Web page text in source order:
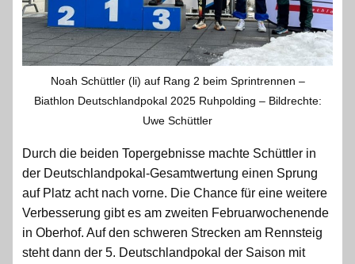
Noah Schüttler (li) auf Rang 2 beim Sprintrennen –
Biathlon Deutschlandpokal 2025 Ruhpolding – Bildrechte:
Uwe Schüttler
Durch die beiden Topergebnisse machte Schüttler in
der Deutschlandpokal-Gesamtwertung einen Sprung
auf Platz acht nach vorne. Die Chance für eine weitere
Verbesserung gibt es am zweiten Februarwochenende
in Oberhof. Auf den schweren Strecken am Rennsteig
steht dann der 5. Deutschlandpokal der Saison mit